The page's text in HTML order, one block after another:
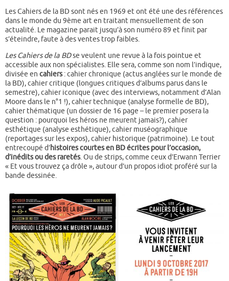
Les Cahiers de la BD sont nés en 1969 et ont été une des références
dans le monde du 9ème art en traitant mensuellement de son
actualité. Le magazine parait jusqu’à son numéro 89 et finit par
s’éteindre, faute à des ventes trop faibles.
Les Cahiers de la BDse veulent une revue à la fois pointue et
accessible aux non spécialistes. Elle sera, comme son nom l’indique,
divisée en cahiers: cahier chronique (actus anglées sur le monde de
la BD), cahier critique (longues critiques d’albums parus dans le
semestre), cahier iconique (avec des interviews, notamment d’Alan
Moore dans le n°1 !), cahier technique (analyse formelle de BD),
cahier thématique (un dossier de 16 page – le premier posera la
question : pourquoi les héros ne meurent jamais?), cahier
esthétique (analyse esthétique), cahier muséographique
(reportages sur les expos), cahier historique (patrimoine). Le tout
entrecoupé d’histoires courtes en BD écrites pour l’occasion,
d’inédits ou des raretés. Ou de strips, comme ceux d’Erwann Terrier
« Et vous trouvez ça drôle », autour d’un propos idiot proféré sur la
bande dessinée.